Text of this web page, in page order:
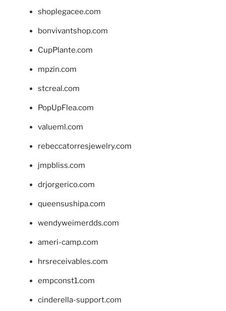
shoplegacee.com
bonvivantshop.com
CupPlante.com
mpzin.com
stcreal.com
PopUpFlea.com
valueml.com
rebeccatorresjewelry.com
jmpbliss.com
drjorgerico.com
queensushipa.com
wendyweimerdds.com
ameri-camp.com
hrsreceivables.com
empconst1.com
cinderella-support.com